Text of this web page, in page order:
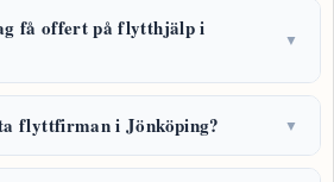
få offert på flytthjälp i
▼
flyttfirman i Jönköping? ▼